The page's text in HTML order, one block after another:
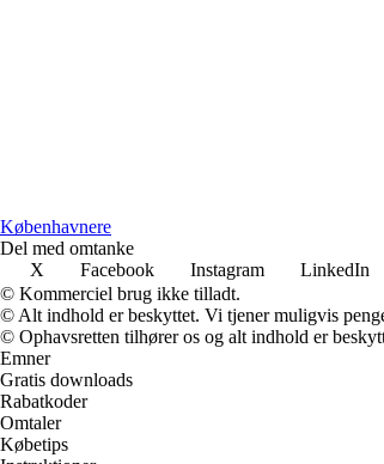
Københavnere
Del med omtanke
X
Facebook Instagram LinkedIn
© Kommerciel brug ikke tilladt.
© Alt indhold er beskyttet. Vi tjener muligvis
© Ophavsretten tilhører os og alt indhold er
Emner
Gratis downloads
Rabatkoder
Omtaler
Købetips